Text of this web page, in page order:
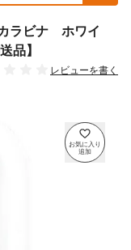
ラビナ ホワイ
品】
レビューを書く